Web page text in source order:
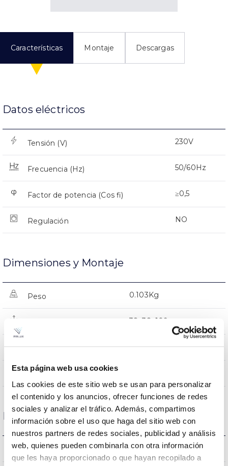
Esta página web usa cookies
Las cookies de este sitio web se usan para personalizar
el contenido y los anuncios, ofrecer funciones de redes
sociales y analizar el tráfico. Además, compartimos
información sobre el uso que haga del sitio web con
nuestros partners de redes sociales, publicidad y análisis
web, quienes pueden combinarla con otra información
que les haya proporcionado o que hayan recopilado a
Características Montaje Descargas
Datos eléctricos
Tensión (V) 230V
Frecuencia (Hz) 50/60Hz
Factor de potencia (Cos fi) ≥0,5
Regulación NO
Dimensiones y Montaje
Peso 0.103Kg
38x38x109mm
Empalmable NO
Iluminación
Datos ópticos
Temperatura de color 4000K